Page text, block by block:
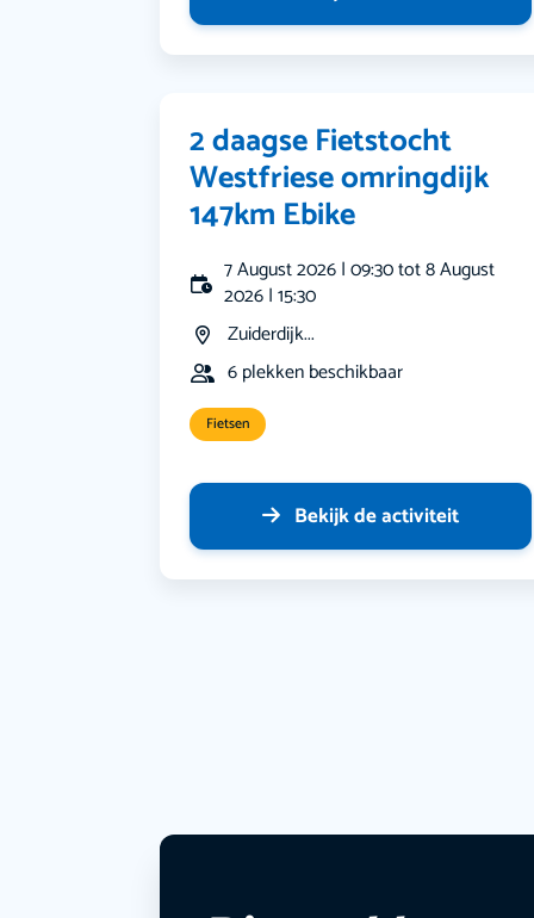
2 daagse Fietstocht
Westfriese omringdijk
147km Ebike
7 August 2026 | 09:30 tot 8 August
2026 | 15:30
Zuiderdijk...
6 plekken beschikbaar
Fietsen
Bekijk de activiteit